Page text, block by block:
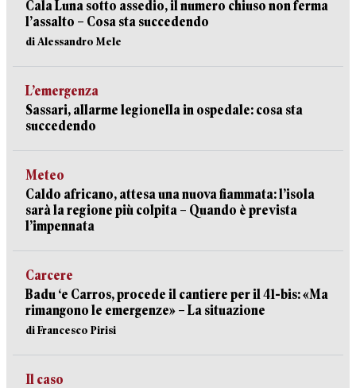
Cala Luna sotto assedio, il numero chiuso non ferma
l’assalto – Cosa sta succedendo
di Alessandro Mele
L’emergenza
Sassari, allarme legionella in ospedale: cosa sta
succedendo
Meteo
Caldo africano, attesa una nuova fiammata: l’isola
sarà la regione più colpita – Quando è prevista
l’impennata
Carcere
Badu ‘e Carros, procede il cantiere per il 41-bis: «Ma
rimangono le emergenze» – La situazione
di Francesco Pirisi
Il caso